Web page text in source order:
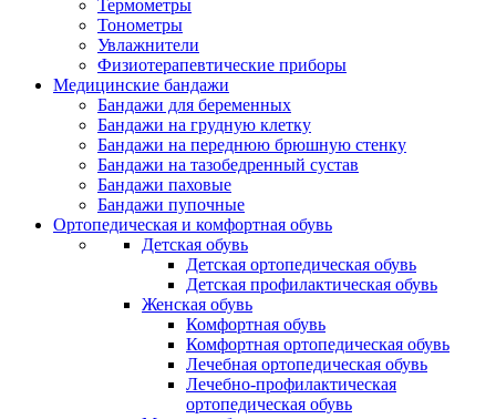
Термометры
Тонометры
Увлажнители
Физиотерапевтические приборы
Медицинские бандажи
Бандажи для беременных
Бандажи на грудную клетку
Бандажи на переднюю брюшную стенку
Бандажи на тазобедренный сустав
Бандажи паховые
Бандажи пупочные
Ортопедическая и комфортная обувь
Детская обувь
Детская ортопедическая обувь
Детская профилактическая обувь
Женская обувь
Комфортная обувь
Комфортная ортопедическая обувь
Лечебная ортопедическая обувь
Лечебно-профилактическая
ортопедическая обувь